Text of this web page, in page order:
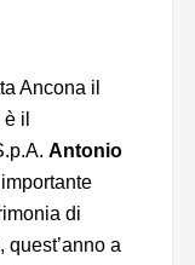
Ancona il
il
Antonio
di
a